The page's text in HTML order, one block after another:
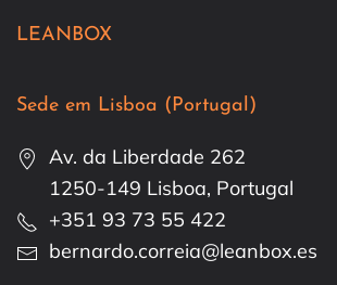
LEANBOX
Sede em Lisboa (Portugal)
Av. da Liberdade 262
1250-149 Lisboa, Portugal
+351 93 73 55 422
bernardo.correia@leanbox.es